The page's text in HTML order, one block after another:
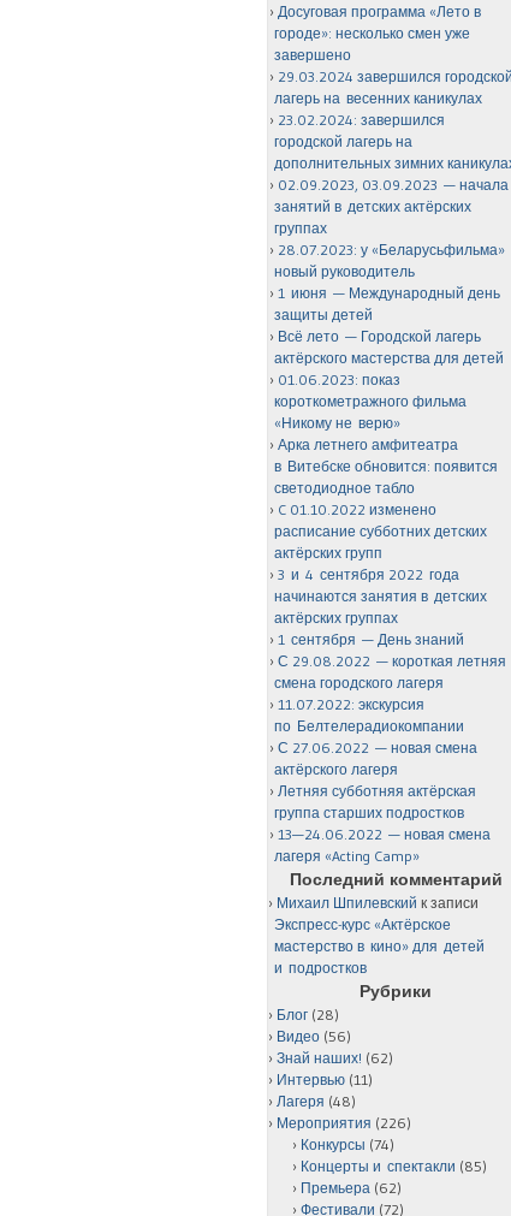
Досуговая программа «Лето в
городе»: несколько смен уже
завершено
29.03.2024 завершился
лагерь на весенних каникулах
23.02.2024: завершился
городской лагерь на
дополнительных зимних
02.09.2023, 03.09.2023 — начала
занятий в детских актёрских
группах
28.07.2023: у «Беларусьфильма»
новый руководитель
1 июня — Международный день
защиты детей
Всё лето — Городской лагерь
актёрского мастерства для детей
01.06.2023: показ
короткометражного фильма
«Никому не верю»
Арка летнего амфитеатра
в Витебске обновится: появится
светодиодное табло
C 01.10.2022 изменено
расписание субботних детских
актёрских групп
3 и 4 сентября 2022 года
начинаются занятия в детских
актёрских группах
1 сентября — День знаний
С 29.08.2022 — короткая летняя
смена городского лагеря
11.07.2022: экскурсия
по Белтелерадиокомпании
С 27.06.2022 — новая смена
актёрского лагеря
Летняя субботняя актёрская
группа старших подростков
13—24.06.2022 — новая смена
лагеря «Acting Camp»
Последний комментарий
Михаил Шпилевский к записи
Экспресс-курс «Актёрское
мастерство в кино» для детей
и подростков
Рубрики
Блог (28)
Видео (56)
Знай наших! (62)
Интервью (11)
Лагеря (48)
Мероприятия (226)
Конкурсы (74)
Концерты и спектакли (85)
Премьера (62)
Фестивали (72)